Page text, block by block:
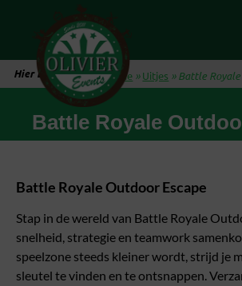
Hier ben je: Home »Uitjes »Battle
Battle Royale
Battle Royale Outdoor Escape
Stap in de wereld van Battle Royale
snelheid, strategie en teamwork
speelzone steeds kleiner wordt, strijd je
sleutel te vinden en te ontsnappen.